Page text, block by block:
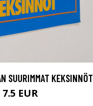
SUURIMMAT KEKSINNÖT
7.5 EUR